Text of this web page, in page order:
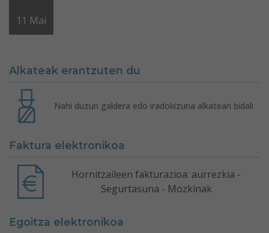
11 Mai
Alkateak erantzuten du
Nahi duzun galdera edo iradokizuna alkateari bidali
Faktura elektronikoa
Hornitzaileen fakturazioa: aurrezkia -
Segurtasuna - Mozkinak
Egoitza elektronikoa